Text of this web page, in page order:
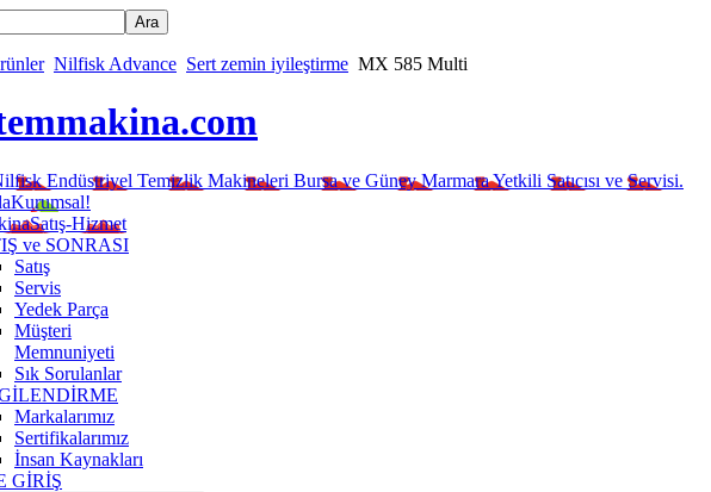
Nilfisk Advance Sert zemin iyileştirme MX 585 Multi
Endüstriyel Temizlik Makineleri Bursa ve Güney Marmara Yetkili Satıcısı ve Servisi.
Kurumsal!
Satış-Hizmet
ve SONRASI
Satış
Servis
Yedek Parça
Müşteri
Memnuniyeti
Sık Sorulanlar
Markalarımız
Sertifikalarımız
İnsan Kaynakları
GİRİŞ